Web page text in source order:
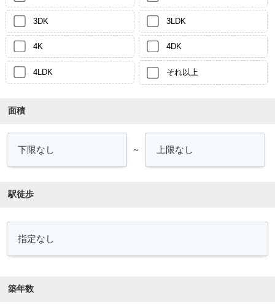
3DK 3LDK
4K 4DK
4LDK それ以上
面積
～
駅徒歩
築年数